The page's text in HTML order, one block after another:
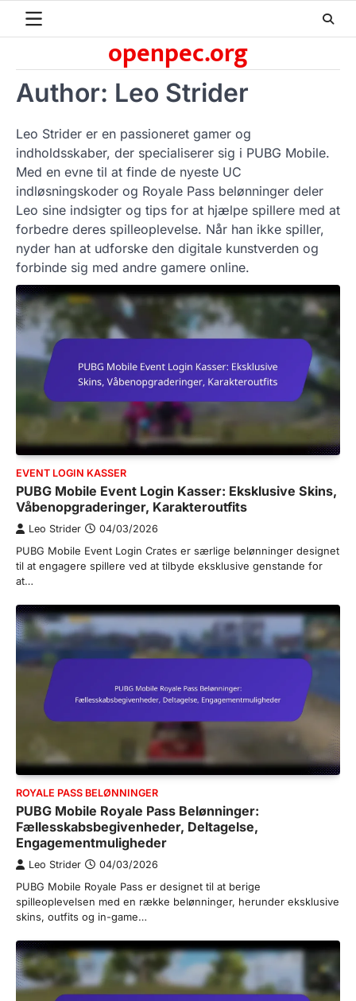
openpec.org
Author: Leo Strider
Leo Strider er en passioneret gamer og
indholdsskaber, der specialiserer sig i PUBG Mobile.
Med en evne til at finde de nyeste UC
indløsningskoder og Royale Pass belønninger deler
Leo sine indsigter og tips for at hjælpe spillere med at
forbedre deres spilleoplevelse. Når han ikke spiller,
nyder han at udforske den digitale kunstverden og
forbinde sig med andre gamere online.
EVENT LOGIN KASSER
PUBG Mobile Event Login Kasser: Eksklusive Skins,
Våbenopgraderinger, Karakteroutfits
Leo Strider 04/03/2026
PUBG Mobile Event Login Crates er særlige belønninger designet
til at engagere spillere ved at tilbyde eksklusive genstande for
at…
ROYALE PASS BELØNNINGER
PUBG Mobile Royale Pass Belønninger:
Fællesskabsbegivenheder, Deltagelse,
Engagementmuligheder
Leo Strider 04/03/2026
PUBG Mobile Royale Pass er designet til at berige
spilleoplevelsen med en række belønninger, herunder eksklusive
skins, outfits og in-game…